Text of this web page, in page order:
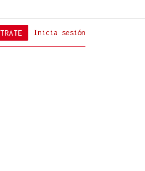
Inicia sesión